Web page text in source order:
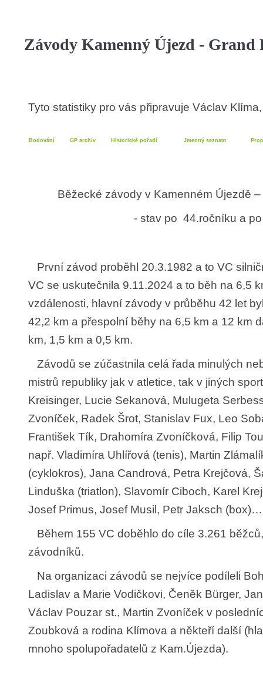
Závody Kamenný Újezd -
Tyto statistiky pro vás připravuje Václav
Bodování GP archiv Historické pořadí Jmenný seznam
Běžecké závody v Kamenném Újezdě
- stav po 44.ročníku a po
První závod proběhl 20.3.1982 a to VC
VC se uskutečnila 9.11.2024 a to běh na 6,5
vzdálenosti, hlavní závody v průběhu 42 let
42,2 km a přespolní běhy na 6,5 km a 12 km
km, 1,5 km a 0,5 km.
Závodů se zúčastnila celá řada minulých
mistrů republiky jak v atletice, tak v jiných
Kreisinger, Lucie Sekanová, Mulugeta
Zvoníček, Radek Šrot, Stanislav Fux, Leo
František Tík, Drahomíra Zvoníčková, Filip
např. Vladimíra Uhlířová (tenis), Martin
(cyklokros), Jana Candrová, Petra Krejčová,
Linduška (triatlon), Slavomír Ciboch, Karel
Josef Primus, Josef Musil, Petr Jaksch
Během 155 VC doběhlo do cíle 3.261
závodníků.
Na organizaci závodů se nejvíce podíleli
Ladislav a Marie Vodičkovi, Čeněk Bürger,
Václav Pouzar st., Martin Zvoníček v
Zoubková a rodina Klímova a někteří další
mnoho spolupořadatelů z Kam.Újezda).